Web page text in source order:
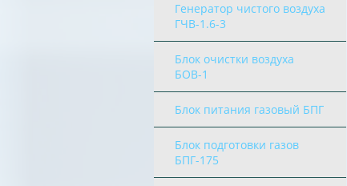
Генератор чистого воздуха
ГЧВ-1.6-3
Блок очистки воздуха
БОВ-1
Блок питания газовый БПГ
Блок подготовки газов
БПГ-175